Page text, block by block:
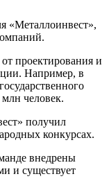
«Металлоинвест»,
проектирования и
Например, в
человек.
получил
конкурсах.
внедрены
и существует